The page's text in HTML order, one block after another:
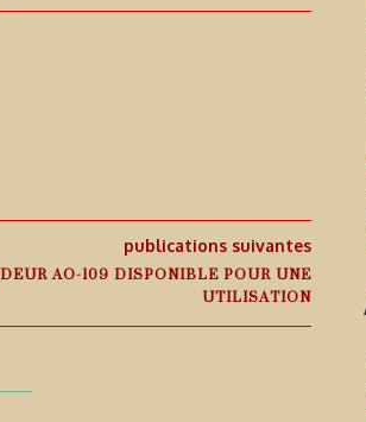
publications suivantes
AO-109 DISPONIBLE POUR UNE
UTILISATION